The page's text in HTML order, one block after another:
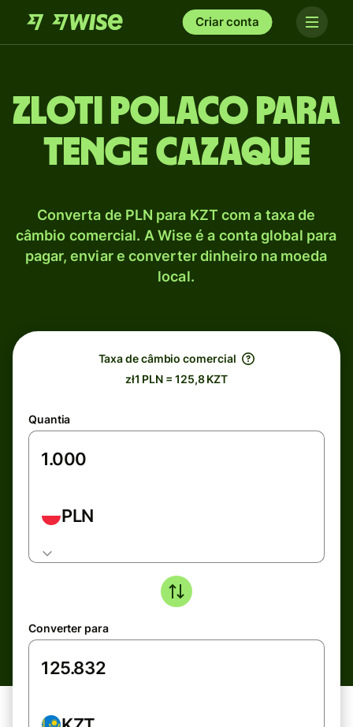
Criar conta
Zloti polaco para
Tenge cazaque
Converta de PLN para KZT com a taxa de
câmbio comercial. A Wise é a conta global para
pagar, enviar e converter dinheiro na moeda
local.
Taxa de câmbio comercial
zł1 PLN = 125,8 KZT
Quantia
PLN
Converter para